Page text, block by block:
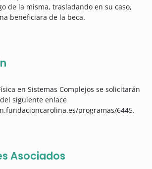
de la misma, trasladando en su caso,
beneficiara de la beca.
en Sistemas Complejos se solicitarán
siguiente enlace
programas/6445.
Asociados